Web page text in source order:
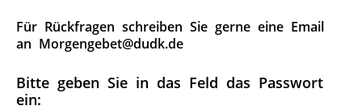
Für Rückfragen schreiben Sie gerne eine Email
an Morgengebet@dudk.de
Bitte geben Sie in das Feld das Passwort
ein: